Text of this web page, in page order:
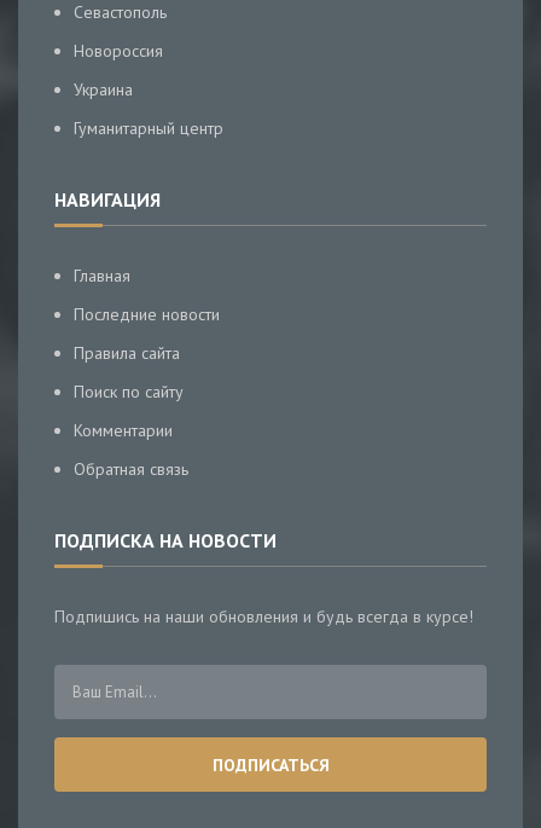
Севастополь
Новороссия
Украина
Гуманитарный центр
НАВИГАЦИЯ
Главная
Последние новости
Правила сайта
Поиск по сайту
Комментарии
Обратная связь
ПОДПИСКА НА НОВОСТИ
Подпишись на наши обновления и будь всегда в курсе!